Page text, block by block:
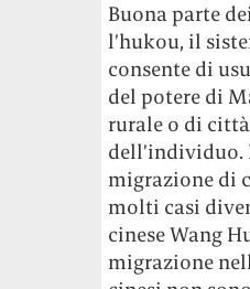
Buona parte
l’hukou, il
consente di
del potere di
rurale o di
dell’individuo.
migrazione di
molti casi
cinese Wang
migrazione